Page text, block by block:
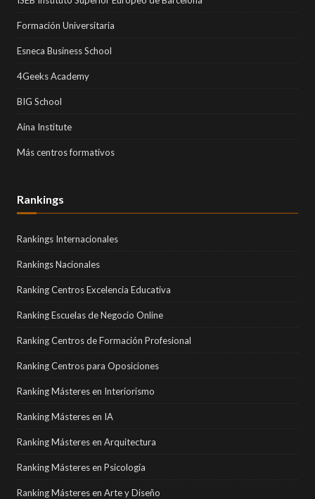
Formación Universitaria
Esneca Business School
4Geeks Academy
BIG School
Aina Institute
Más centros formativos
Rankings
Rankings Internacionales
Rankings Nacionales
Ranking Centros Excelencia Educativa
Ranking Escuelas de Negocio Online
Ranking Centros de Formación Profesional
Ranking Centros para Oposiciones
Ranking Másteres en Interiorismo
Ranking Másteres en IA
Ranking Másteres en Arquitectura
Ranking Másteres en Psicología
Ranking Másteres en Arte y Diseño